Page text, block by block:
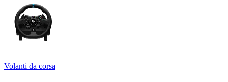
Volanti da corsa